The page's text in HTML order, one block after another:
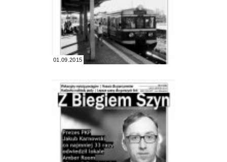
01.09.2015